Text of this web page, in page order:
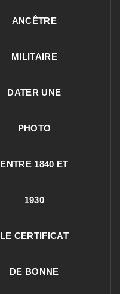
ANCÊTRE
MILITAIRE
DATER UNE
PHOTO
ENTRE 1840 ET
1930
LE CERTIFICAT
DE BONNE